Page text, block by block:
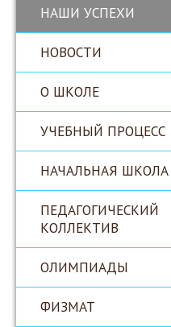
НАШИ УСПЕХИ
НОВОСТИ
О ШКОЛЕ
УЧЕБНЫЙ ПРОЦЕСС
НАЧАЛЬНАЯ ШКОЛА
ПЕДАГОГИЧЕСКИЙ
КОЛЛЕКТИВ
ОЛИМПИАДЫ
ФИЗМАТ